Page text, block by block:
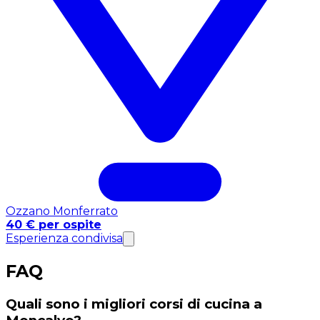
Ozzano Monferrato
40 € per ospite
Esperienza condivisa
FAQ
Quali sono i migliori corsi di cucina a